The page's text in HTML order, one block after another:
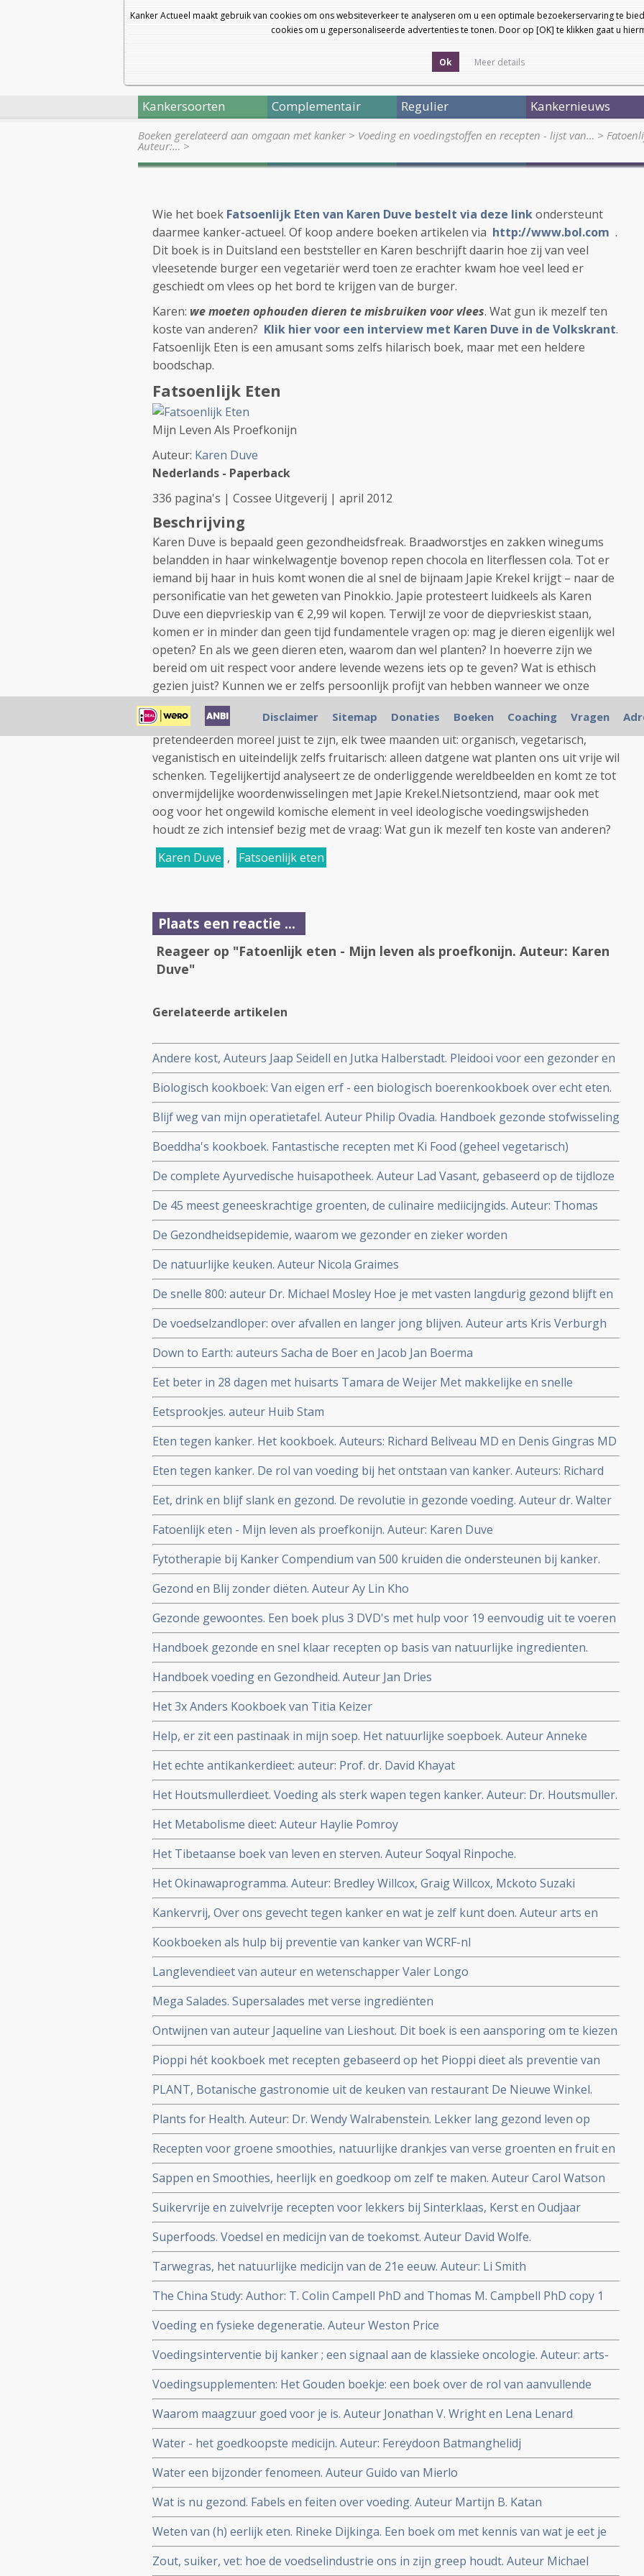
Kanker Actueel maakt gebruik van cookies om ons websiteverkeer te analyseren om u een optimale bezoekerservaring te
cookies om u gepersonaliseerde advertenties te tonen. Door op [OK] te klikken gaat u
Ok Meer details
Kankersoorten Complementair Regulier Kankernieuws
Boeken gerelateerd aan omgaan met kanker> Voeding en voedingstoffen en recepten - lijst van… >
Auteur:… >
Wie het boek Fatsoenlijk Eten van Karen Duve bestelt via deze linkondersteunt
daarmee kanker-actueel. Of koop andere boeken artikelen via http://www.bol.com .
Dit boek is in Duitsland een beststeller en Karen beschrijft daarin hoe zij van veel
vleesetende burger een vegetariër werd toen ze erachter kwam hoe veel leed er
geschiedt om vlees op het bord te krijgen van de burger.
Karen: we moeten ophouden dieren te misbruiken voor vlees. Wat gun ik mezelf ten
koste van anderen? Klik hier voor een interview met Karen Duve in de Volkskrant.
Fatsoenlijk Eten is een amusant soms zelfs hilarisch boek, maar met een heldere
boodschap.
Fatsoenlijk Eten
Mijn Leven Als Proefkonijn
Auteur: Karen Duve
Nederlands - Paperback
336 pagina's | Cossee Uitgeverij | april 2012
Beschrijving
Karen Duve is bepaald geen gezondheidsfreak. Braadworstjes en zakken winegums
belandden in haar winkelwagentje bovenop repen chocola en literflessen cola. Tot er
iemand bij haar in huis komt wonen die al snel de bijnaam Japie Krekel krijgt – naar de
personificatie van het geweten van Pinokkio. Japie protesteert luidkeels als Karen
Duve een diepvrieskip van € 2,99 wil kopen. Terwijl ze voor de diepvrieskist staan,
komen er in minder dan geen tijd fundamentele vragen op: mag je dieren eigenlijk wel
opeten? En als we geen dieren eten, waarom dan wel planten? In hoeverre zijn we
bereid om uit respect voor andere levende wezens iets op te geven? Wat is ethisch
gezien juist? Kunnen we er zelfs persoonlijk profijt van hebben wanneer we onze
gewoonten veranderen? Op een gegeven moment besloot Karen Duve zelf uit te
zoeken hoe het zat: ze probeerde vier verschillende voedingspatronen die
pretendeerden moreel juist te zijn, elk twee maanden uit: organisch, vegetarisch,
veganistisch en uiteindelijk zelfs fruitarisch: alleen datgene wat planten ons uit vrije wil
schenken. Tegelijkertijd analyseert ze de onderliggende wereldbeelden en komt ze tot
onvermijdelijke woordenwisselingen met Japie Krekel.Nietsontziend, maar ook met
oog voor het ongewild komische element in veel ideologische voedingswijsheden
houdt ze zich intensief bezig met de vraag: Wat gun ik mezelf ten koste van anderen?
Karen Duve , Fatsoenlijk eten
Plaats een reactie ...
Reageer op "Fatoenlijk eten - Mijn leven als proefkonijn. Auteur: Karen
Duve"
Gerelateerde artikelen
Andere kost, Auteurs Jaap Seidell en Jutka Halberstadt. Pleidooi voor een gezonder en
duurzamer voedselsysteem
Biologisch kookboek: Van eigen erf - een biologisch boerenkookboek over echt eten.
Auteurs Iris van de Graaf en Maria van Boxtel
Blijf weg van mijn operatietafel. Auteur Philip Ovadia. Handboek gezonde stofwisseling
om gewicht te verliezen, ziekte te voorkomen en je iedere dag opperbest te voelen
Boeddha's kookboek. Fantastische recepten met Ki Food (geheel vegetarisch)
De complete Ayurvedische huisapotheek. Auteur Lad Vasant, gebaseerd op de tijdloze
wijsheid van 5000 jaar oude medische kennis uit India
De 45 meest geneeskrachtige groenten, de culinaire mediicijngids. Auteur: Thomas
Dijkman
De Gezondheidsepidemie, waarom we gezonder en zieker worden
De natuurlijke keuken. Auteur Nicola Graimes
De snelle 800: auteur Dr. Michael Mosley Hoe je met vasten langdurig gezond blijft en
zelfs kanker en diabetes kan voorkomen of zelfs genezen.
De voedselzandloper: over afvallen en langer jong blijven. Auteur arts Kris Verburgh
Down to Earth: auteurs Sacha de Boer en Jacob Jan Boerma
Eet beter in 28 dagen met huisarts Tamara de Weijer Met makkelijke en snelle
recepten en weekmenu's
Eetsprookjes. auteur Huib Stam
Eten tegen kanker. Het kookboek. Auteurs: Richard Beliveau MD en Denis Gingras MD
Eten tegen kanker. De rol van voeding bij het ontstaan van kanker. Auteurs: Richard
Beliveau MD en Denis Gingras MD
Eet, drink en blijf slank en gezond. De revolutie in gezonde voeding. Auteur dr. Walter
C. Willett.
Fatoenlijk eten - Mijn leven als proefkonijn. Auteur: Karen Duve
Fytotherapie bij Kanker Compendium van 500 kruiden die ondersteunen bij kanker.
Auteur Rob Hamers
Gezond en Blij zonder diëten. Auteur Ay Lin Kho
Gezonde gewoontes. Een boek plus 3 DVD's met hulp voor 19 eenvoudig uit te voeren
gewoontes om af te vallen maar vooral om gezonder te leven.
Handboek gezonde en snel klaar recepten op basis van natuurlijke ingredienten.
Auteur Titia Kreijger
Handboek voeding en Gezondheid. Auteur Jan Dries
Het 3x Anders Kookboek van Titia Keizer
Help, er zit een pastinaak in mijn soep. Het natuurlijke soepboek. Auteur Anneke
Bleeker.
Het echte antikankerdieet: auteur: Prof. dr. David Khayat
Het Houtsmullerdieet. Voeding als sterk wapen tegen kanker. Auteur: Dr. Houtsmuller.
Het Metabolisme dieet: Auteur Haylie Pomroy
Het Tibetaanse boek van leven en sterven. Auteur Soqyal Rinpoche.
Het Okinawaprogramma. Auteur: Bredley Willcox, Graig Willcox, Mckoto Suzaki
Kankervrij, Over ons gevecht tegen kanker en wat je zelf kunt doen. Auteur arts en
wetenschapper William Cortvriendt
Kookboeken als hulp bij preventie van kanker van WCRF-nl
Langlevendieet van auteur en wetenschapper Valer Longo
Mega Salades. Supersalades met verse ingrediënten
Ontwijnen van auteur Jaqueline van Lieshout. Dit boek is een aansporing om te kiezen
voor een alcoholvrij leven.
Pioppi hét kookboek met recepten gebaseerd op het Pioppi dieet als preventie van
diabetes-2 en hartfalen. Auteur:Aseem Malhotra
PLANT, Botanische gastronomie uit de keuken van restaurant De Nieuwe Winkel.
Auteur: Emile Van Der Staak
Plants for Health. Auteur: Dr. Wendy Walrabenstein. Lekker lang gezond leven op
basis van wetenschap | verbeter duurzaam je leefstijl
Recepten voor groene smoothies, natuurlijke drankjes van verse groenten en fruit en
gemakkelijk zelf te maken
Sappen en Smoothies, heerlijk en goedkoop om zelf te maken. Auteur Carol Watson
Suikervrije en zuivelvrije recepten voor lekkers bij Sinterklaas, Kerst en Oudjaar
Superfoods. Voedsel en medicijn van de toekomst. Auteur David Wolfe.
Tarwegras, het natuurlijke medicijn van de 21e eeuw. Auteur: Li Smith
The China Study: Author: T. Colin Campell PhD and Thomas M. Campbell PhD copy 1
Voeding en fysieke degeneratie. Auteur Weston Price
Voedingsinterventie bij kanker ; een signaal aan de klassieke oncologie. Auteur: arts-
bioloog drs. E. Valstar.
Voedingsupplementen: Het Gouden boekje: een boek over de rol van aanvullende
vitamines, mineralen en voedingsupplementen. Auteur Gert Schuitemaker
Waarom maagzuur goed voor je is. Auteur Jonathan V. Wright en Lena Lenard
Water - het goedkoopste medicijn. Auteur: Fereydoon Batmanghelidj
Water een bijzonder fenomeen. Auteur Guido van Mierlo
Wat is nu gezond. Fabels en feiten over voeding. Auteur Martijn B. Katan
Weten van (h) eerlijk eten. Rineke Dijkinga. Een boek om met kennis van wat je eet je
gezondheid positief te beinvloeden. Inclusief recepten
Zout, suiker, vet: hoe de voedselindustrie ons in zijn greep houdt. Auteur Michael
Disclaimer Sitemap Donaties Boeken Coaching Vragen